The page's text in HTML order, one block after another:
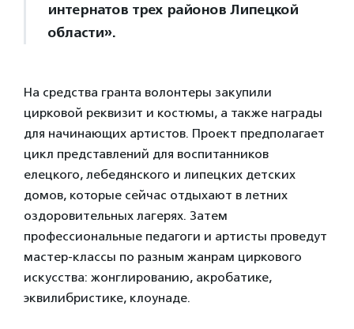
интернатов трех районов Липецкой
области».
На средства гранта волонтеры закупили
цирковой реквизит и костюмы, а также награды
для начинающих артистов. Проект предполагает
цикл представлений для воспитанников
елецкого, лебедянского и липецких детских
домов, которые сейчас отдыхают в летних
оздоровительных лагерях. Затем
профессиональные педагоги и артисты проведут
мастер-классы по разным жанрам циркового
искусства: жонглированию, акробатике,
эквилибристике, клоунаде.